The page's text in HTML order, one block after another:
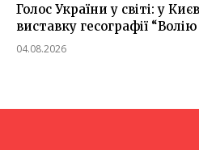
Голос України у світі: у
виставку гесографії
04.08.2026